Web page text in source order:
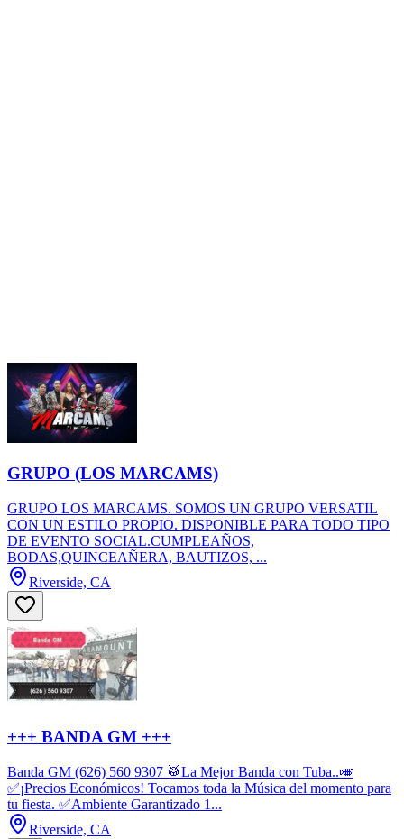
GRUPO (LOS MARCAMS)
GRUPO LOS MARCAMS. SOMOS UN GRUPO VERSATIL
CON UN ESTILO PROPIO. DISPONIBLE PARA TODO TIPO
DE EVENTO SOCIAL.CUMPLEAÑOS,
BODAS,QUINCEAÑERA, BAUTIZOS, ...
Riverside, CA
+++ BANDA GM +++
Banda GM (626) 560 9307 🥁La Mejor Banda con Tuba..🎺
✅¡Precios Económicos! Tocamos toda la Música del momento para
tu fiesta. ✅Ambiente Garantizado 1...
Riverside, CA